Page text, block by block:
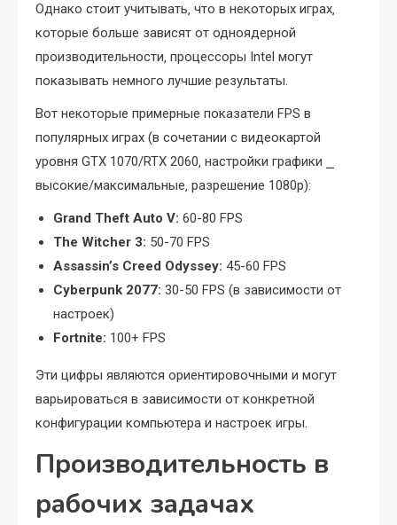
Однако стоит учитывать‚ что в некоторых играх‚
которые больше зависят от одноядерной
производительности‚ процессоры Intel могут
показывать немного лучшие результаты.
Вот некоторые примерные показатели FPS в
популярных играх (в сочетании с видеокартой
уровня GTX 1070/RTX 2060‚ настройки графики ⎯
высокие/максимальные‚ разрешение 1080p):
Grand Theft Auto V: 60-80 FPS
The Witcher 3: 50-70 FPS
Assassin’s Creed Odyssey: 45-60 FPS
Cyberpunk 2077: 30-50 FPS (в зависимости от
настроек)
Fortnite: 100+ FPS
Эти цифры являются ориентировочными и могут
варьироваться в зависимости от конкретной
конфигурации компьютера и настроек игры.
Производительность в
рабочих задачах